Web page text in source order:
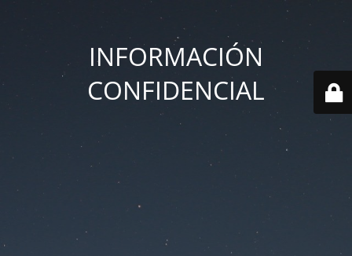
INFORMACIÓN
CONFIDENCIAL